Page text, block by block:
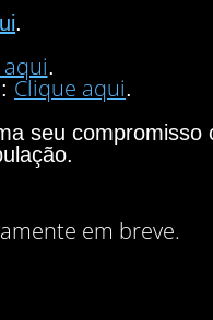
.
.
Clique aqui.
seu compromisso
em breve.